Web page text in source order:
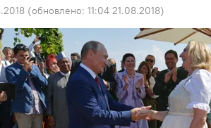
(обновлено: 11:04 21.08.2018)